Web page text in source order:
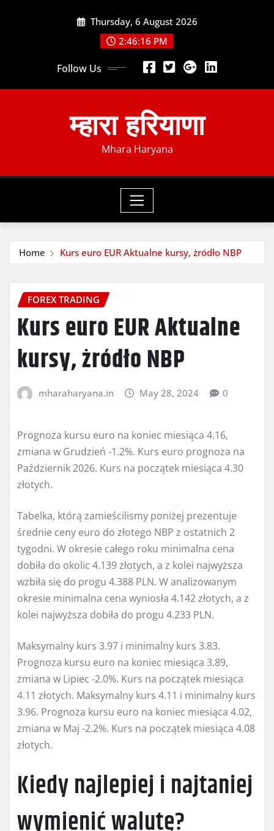
Thursday, 6 August 2026
2:46:16 PM
Follow Us
म्हारा हरियाणा
Mhara Haryana
Home Kurs euro EUR Aktualne kursy, żródło NBP
FOREX TRADING
Kurs euro EUR Aktualne
kursy, żródło NBP
mharaharyana.in May 28, 2024 0
Prognoza kursu euro na koniec miesiąca 4.16,
zmiana w Grudzień -1.2%. Kurs euro prognoza na
Październik 2026. Kurs na początek miesiąca 4.30
złotych.
Tabelka, którą zamieścilismy poniżej prezentuje
średnie ceny euro do złotego NBP z ostatnich 2
tygodni. W okresie całego roku minimalna cena
dobiła do okolic 4.139 złotych, a z kolei najwyższa
wzbiła się do progu 4.388 PLN. W analizowanym
okresie minimalna cena wyniosła 4.142 złotych, a z
kolei najwyższa dobiła do progu 4.233 PLN.
Maksymalny kurs 3.97 i minimalny kurs 3.83.
Prognoza kursu euro na koniec miesiąca 3.89,
zmiana w Lipiec -2.0%. Kurs na początek miesiąca
4.11 złotych. Maksymalny kurs 4.11 i minimalny kurs
3.96. Prognoza kursu euro na koniec miesiąca 4.02,
zmiana w Maj -2.2%. Kurs na początek miesiąca 4.08
złotych.
Kiedy najlepiej i najtaniej
wymienić walutę?